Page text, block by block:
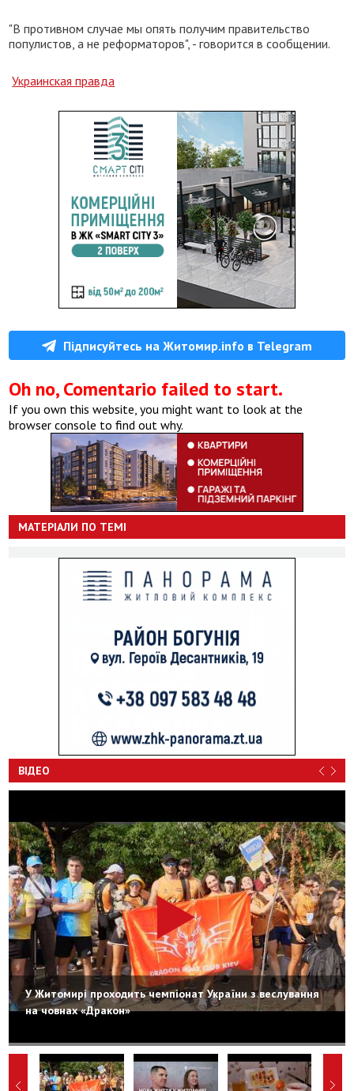
"В противном случае мы опять получим правительство
популистов, а не реформаторов", - говорится в сообщении.
Украинская правда
Підписуйтесь на Житомир.info в Telegram
Oh no, Comentario failed to start.
If you own this website, you might want to look at the
browser console to find out why.
МАТЕРІАЛИ ПО ТЕМІ
ВІДЕО
У Житомирі проходить чемпіонат України з веслування
на човнах «Дракон»